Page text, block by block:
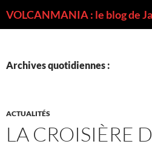
Archives quotidiennes :
ACTUALITÉS
LA CROISIÈRE